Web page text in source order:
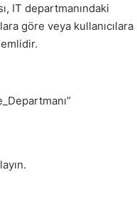
IT departmanındaki
göre veya kullanıcılara